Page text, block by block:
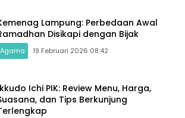
Lampung: Perbedaan Awal
Disikapi dengan Bijak
Agama 19 Februari 2026 08:42
Ichi PIK: Review Menu, Harga,
dan Tips Berkunjung